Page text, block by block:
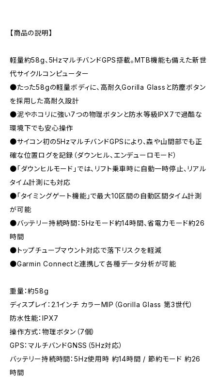
【商品の説明】
軽量約58g、5HzマルチバンドGPS搭載。MTB機能も備えた新世
代サイクルコンピューター
●たった58gの軽量ボディに、高耐久Gorilla Glassと防塵ボタン
を採用した高耐久設計
●泥やホコリに強い7つの物理ボタンと防水等級IPX7で過酷な
環境下でも安心操作
●サイコン初の5HzマルチバンドGPSにより、森や山間部でも正
確な位置ログを記録（ダウンヒル、エンデューロモード）
●「ダウンヒルモード」では、リフト乗車時に自動一時停止、リアル
タイム計測にも対応
●「タイミングゲート機能」で最大10区間の自動区間タイム計測
が可能
●バッテリー持続時間：5Hzモード約14時間、省電力モード約26
時間
●トップチューブマウント対応で落下リスクを軽減
●Garmin Connectと連携して各種データ分析が可能
重量：約58g
ディスプレイ：2.1インチ カラーMIP（Gorilla Glass 第3世代）
防水性能：IPX7
操作方式：物理ボタン（7個）
GPS：マルチバンドGNSS（5Hz対応）
バッテリー持続時間：5Hz使用時 約14時間 / 節約モード 約26
時間